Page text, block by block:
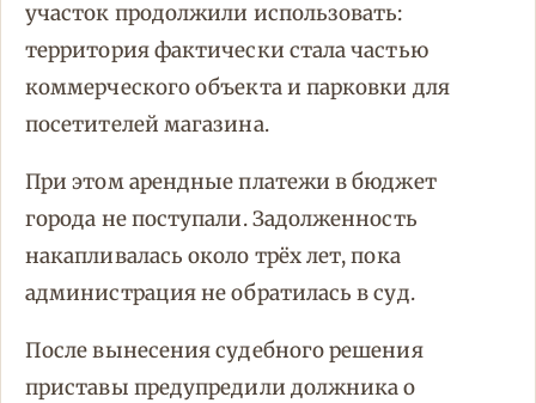
участок продолжили использовать:
территория фактически стала частью
коммерческого объекта и парковки для
посетителей магазина.
При этом арендные платежи в бюджет
города не поступали. Задолженность
накапливалась около трёх лет, пока
администрация не обратилась в суд.
После вынесения судебного решения
приставы предупредили должника о